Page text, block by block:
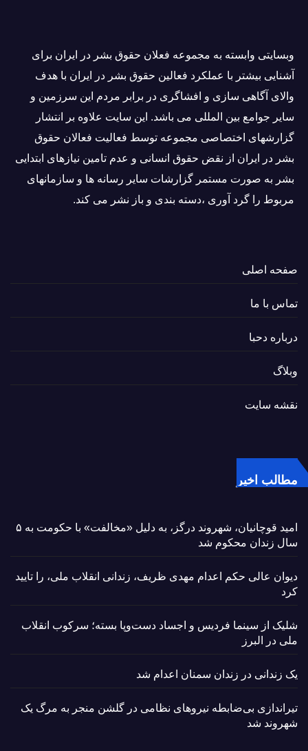
وبسايتى وابسته به مجموعه فعلان حقوق بشر در ایران برای
آشنایی بيشتر با عملکرد فعالین حقوق بشر در ایران با هدف
والاى آگاهى سازی و افشاگرى در برابر مردم این سرزمین و
ساير جوامع بین المللى می باشد. این سایت علاوه بر انتشار
گزارشهای اختصاصی مجموعه توسط فعاليت فعالان حقوق
بشر در ایران از نقض حقوق انسانی و عدم تامین نیازهای ابتدایی
بشر به صورت مستمر گزارشات سایر رسانه ها و سازمانهای
مربوط را گرد آوری ،دسته بندی و باز نشر می كند.
صفحه اصلی
تماس با ما
درباره دحبا
وبلاگ
نقشه سایت
مطالب اخیر
امید قوچانیان، شهروند درگز، به دلیل «مخالفت» با حکومت به ۵
سال زندان محکوم شد
دیوان عالی حکم اعدام مهدی ظریف، زندانی انقلاب ملی، را تایید
کرد
شلیک از سینما فردیس و اجساد دست‌وپا بسته؛ سرکوب انقلاب
ملی در البرز
یک زندانی در زندان سمنان اعدام شد
تیراندازی بی‌ضابطه نیروهای نظامی در گلشن منجر به مرگ یک
شهروند شد